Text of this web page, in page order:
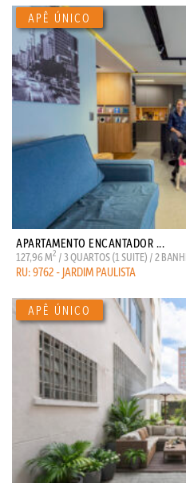
APARTAMENTO ENCANTADOR ...
127,96 M2 / 3 QUARTOS (1 SUITE) / 2
RU: 9762 - JARDIM PAULISTA